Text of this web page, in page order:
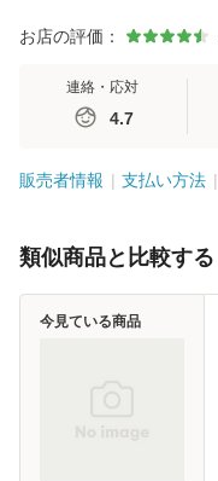
お店の評価：
連絡・応対
4.7
販売者情報 支払い方法
類似商品と比較する
今見ている商品